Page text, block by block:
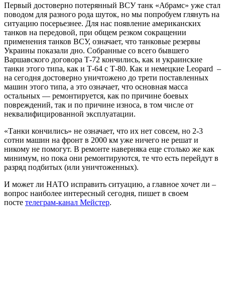
Первый достоверно потерянный ВСУ танк «Абрамс» уже стал
поводом для разного рода шуток, но мы попробуем глянуть на
ситуацию посерьезнее. Для нас появление американских
танков на передовой, при общем резком сокращении
применения танков ВСУ, означает, что танковые резервы
Украины показали дно. Собранные со всего бывшего
Варшавского договора Т-72 кончились, как и украинские
танки этого типа, как и Т-64 с Т-80. Как и немецкие Leopard –
на сегодня достоверно уничтожено до трети поставленных
машин этого типа, а это означает, что основная масса
остальных — ремонтируется, как по причине боевых
повреждений, так и по причине износа, в том числе от
неквалифицированной эксплуатации.
«Танки кончились» не означает, что их нет совсем, но 2-3
сотни машин на фронт в 2000 км уже ничего не решат и
никому не помогут. В ремонте наверняка еще столько же как
минимум, но пока они ремонтируются, те что есть перейдут в
разряд подбитых (или уничтоженных).
И может ли НАТО исправить ситуацию, а главное хочет ли –
вопрос наиболее интересный сегодня, пишет в своем
посте телеграм-канал Мейстер.